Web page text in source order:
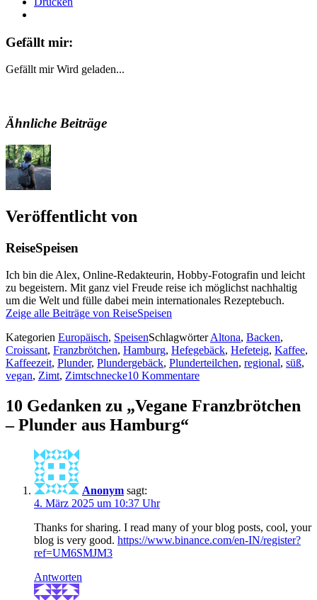
Gefällt mir:
Gefällt mir Wird geladen...
Ähnliche Beiträge
Veröffentlicht von
ReiseSpeisen
Ich bin die Alex, Online-Redakteurin, Hobby-Fotografin und leicht
zu begeistern. Mit ganz viel Freude reise ich möglichst nachhaltig
um die Welt und fülle dabei mein internationales Rezeptebuch.
Zeige alle Beiträge von ReiseSpeisen
Kategorien Europäisch, SpeisenSchlagwörterAltona, Backen,
Croissant, Franzbrötchen, Hamburg, Hefegebäck, Hefeteig, Kaffee,
Kaffeezeit, Plunder, Plundergebäck, Plunderteilchen, regional, süß,
vegan, Zimt, Zimtschnecke10 Kommentare
10 Gedanken zu „Vegane Franzbrötchen
– Plunder aus Hamburg“
Anonym sagt:
4. März 2025 um 10:37 Uhr
Thanks for sharing. I read many of your blog posts, cool, your
blog is very good. https://www.binance.com/en-IN/register?
ref=UM6SMJM3
Antworten